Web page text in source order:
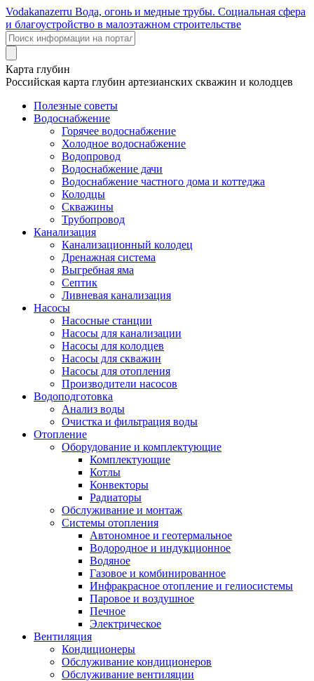
Vodakanazerru Вода, огонь и медные трубы. Социальная сфера
и благоустройство в малоэтажном строительстве
Карта глубин
Российская карта глубин артезианских скважин и колодцев
Полезные советы
Водоснабжение
Горячее водоснабжение
Холодное водоснабжение
Водопровод
Водоснабжение дачи
Водоснабжение частного дома и коттеджа
Колодцы
Скважины
Трубопровод
Канализация
Канализационный колодец
Дренажная система
Выгребная яма
Септик
Ливневая канализация
Насосы
Насосные станции
Насосы для канализации
Насосы для колодцев
Насосы для скважин
Насосы для отопления
Производители насосов
Водоподготовка
Анализ воды
Очистка и фильтрация воды
Отопление
Оборудование и комплектующие
Комплектующие
Котлы
Конвекторы
Радиаторы
Обслуживание и монтаж
Системы отопления
Автономное и геотермальное
Водородное и индукционное
Водяное
Газовое и комбинированное
Инфракрасное отопление и гелиосистемы
Паровое и воздушное
Печное
Электрическое
Вентиляция
Кондиционеры
Обслуживание кондиционеров
Обслуживание вентиляции